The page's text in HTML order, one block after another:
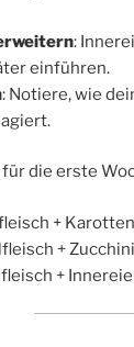
:
einführen.
: Notiere, wie
die erste
+
+ Zucchini
+